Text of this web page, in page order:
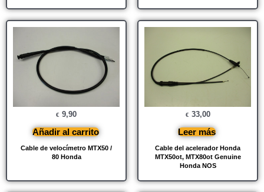
Cable de velocímetro MTX50 /
80 Honda
€ 9,90
Añadir al carrito
Cable del acelerador Honda
MTX50ot, MTX80ot Genuine
Honda NOS
€ 33,00
Leer más